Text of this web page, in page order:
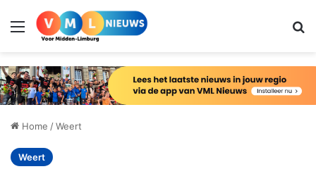
Menu
Home /Weert
Weert